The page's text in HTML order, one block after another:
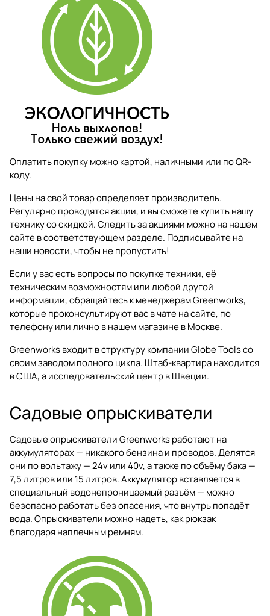
Оплатить покупку можно картой, наличными или по QR-
коду.
Цены на свой товар определяет производитель.
Регулярно проводятся акции, и вы сможете купить нашу
технику со скидкой. Следить за акциями можно на нашем
сайте в соответствующем разделе. Подписывайте на
наши новости, чтобы не пропустить!
Если у вас есть вопросы по покупке техники, её
техническим возможностям или любой другой
информации, обращайтесь к менеджерам Greenworks,
которые проконсультируют вас в чате на сайте, по
телефону или лично в нашем магазине в Москве.
Greenworks входит в структуру компании Globe Tools со
своим заводом полного цикла. Штаб-квартира находится
в США, а исследовательский центр в Швеции.
Садовые опрыскиватели
Садовые опрыскиватели Greenworks работают на
аккумуляторах — никакого бензина и проводов. Делятся
они по вольтажу — 24v или 40v, а также по объёму бака —
7,5 литров или 15 литров. Аккумулятор вставляется в
специальный водонепроницаемый разъём — можно
безопасно работать без опасения, что внутрь попадёт
вода. Опрыскиватели можно надеть, как рюкзак
благодаря наплечным ремням.